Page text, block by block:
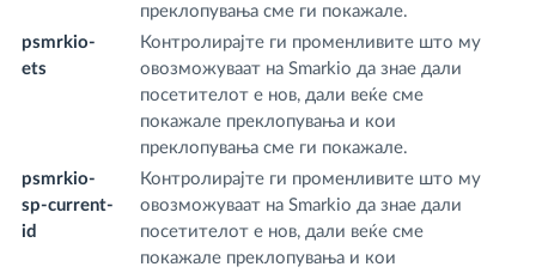
преклопувања сме ги покажале.
psmrkio-
ets
Контролирајте ги променливите што му
овозможуваат на Smarkio да знае дали
посетителот е нов, дали веќе сме
покажале преклопувања и кои
преклопувања сме ги покажале.
psmrkio-
sp-current-
id
Контролирајте ги променливите што му
овозможуваат на Smarkio да знае дали
посетителот е нов, дали веќе сме
покажале преклопувања и кои